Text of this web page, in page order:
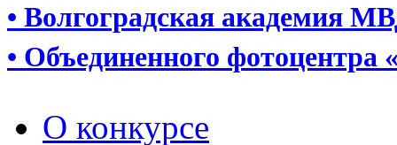
• Волгоградская академия
• Объединенного фотоцентра
О конкурсе